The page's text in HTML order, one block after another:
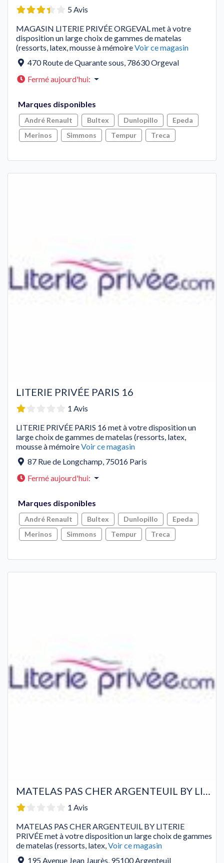
5 Avis
MAGASIN LITERIE PRIVÉE ORGEVAL met à votre
disposition un large choix de gammes de matelas
(ressorts, latex, mousse à mémoireVoir ce magasin
470 Route de Quarante sous, 78630Orgeval
Fermé aujourd'hui:
Marques disponibles
André Renault Bultex Dunlopillo
Epeda
Merinos
Simmons Tempur Treca
LITERIE PRIVÉE PARIS 16
1 Avis
LITERIE PRIVÉE PARIS 16 met à votre disposition un
large choix de gammes de matelas (ressorts, latex,
mousse à mémoireVoir ce magasin
87 Rue de Longchamp, 75016 Paris
Fermé aujourd'hui:
Marques disponibles
André Renault Bultex Dunlopillo
Epeda
Merinos
Simmons Tempur Treca
MATELAS PAS CHER ARGENTEUIL BY LITERIE PRIVÉE
1 Avis
MATELAS PAS CHER ARGENTEUIL BY LITERIE
PRIVÉE met à votre disposition un large choix de gammes
de matelas (ressorts, latex,Voir ce magasin
195 Avenue Jean Jaurès, 95100Argenteuil